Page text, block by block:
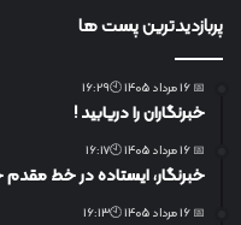
پربازدیدترین پست ها
📅 16 مرداد 1405 🕙16:29
خبرنگاران را دریابید !
📅 16 مرداد 1405 🕙16:17
خبرنگار، ایستاده در خط
📅 16 مرداد 1405 🕙16:13